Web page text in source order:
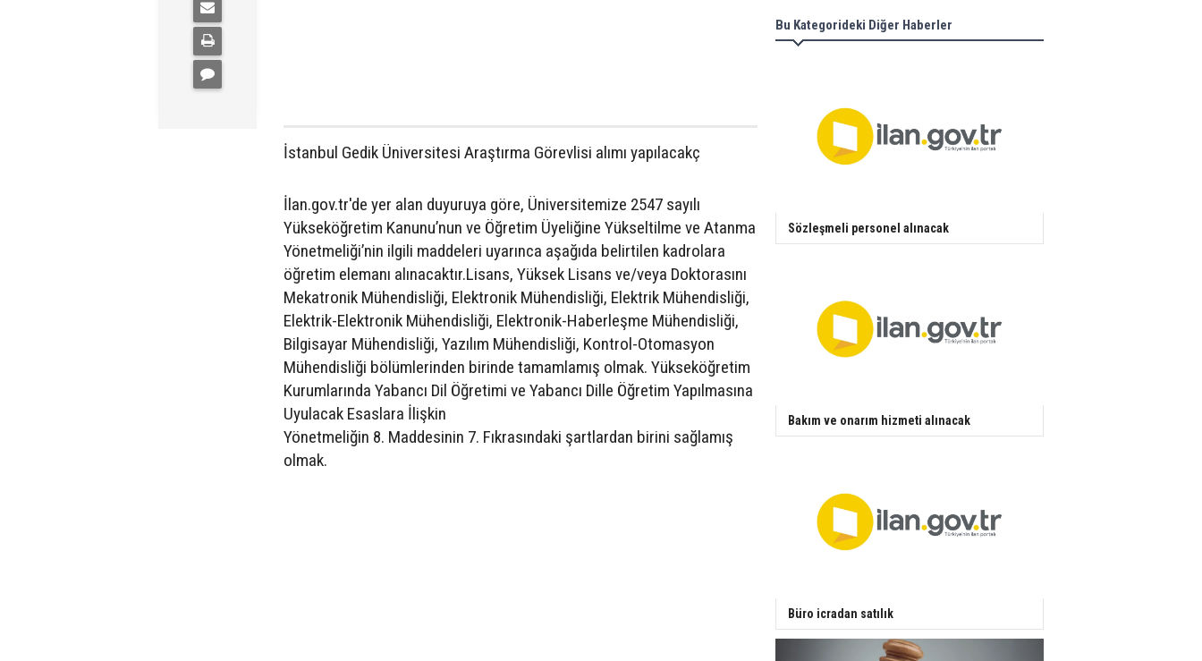
İstanbul Gedik Üniversitesi Araştırma Görevlisi alımı yapılacakç
İlan.gov.tr'de yer alan duyuruya göre, Üniversitemize 2547 sayılı
Yükseköğretim Kanunu’nun ve Öğretim Üyeliğine Yükseltilme ve Atanma
Yönetmeliği’nin ilgili maddeleri uyarınca aşağıda belirtilen kadrolara
öğretim elemanı alınacaktır.Lisans, Yüksek Lisans ve/veya Doktorasını
Mekatronik Mühendisliği, Elektronik Mühendisliği, Elektrik Mühendisliği,
Elektrik-Elektronik Mühendisliği, Elektronik-Haberleşme Mühendisliği,
Bilgisayar Mühendisliği, Yazılım Mühendisliği, Kontrol-Otomasyon
Mühendisliği bölümlerinden birinde tamamlamış olmak. Yükseköğretim
Kurumlarında Yabancı Dil Öğretimi ve Yabancı Dille Öğretim Yapılmasına
Uyulacak Esaslara İlişkin
Yönetmeliğin 8. Maddesinin 7. Fıkrasındaki şartlardan birini sağlamış
olmak.
Bu Kategorideki Diğer Haberler
Sözleşmeli personel alınacak
Bakım ve onarım hizmeti alınacak
Büro icradan satılık